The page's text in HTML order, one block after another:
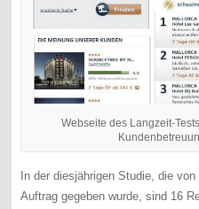
Webseite des Langzeit-
In der diesjährigen Studie, die
Auftrag gegeben wurde, sind 16